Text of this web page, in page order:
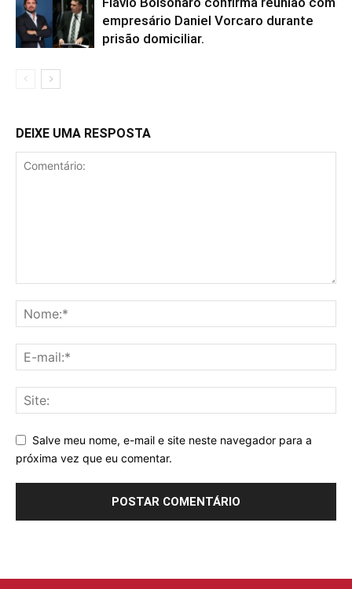
empresário Daniel Vorcaro durante
prisão domiciliar.
DEIXE UMA RESPOSTA
Salve meu nome, e-mail e site neste navegador para a
próxima vez que eu comentar.